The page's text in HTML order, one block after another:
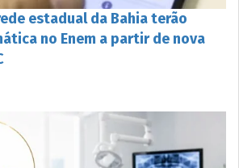
estadual da Bahia terão
no Enem a partir de nova